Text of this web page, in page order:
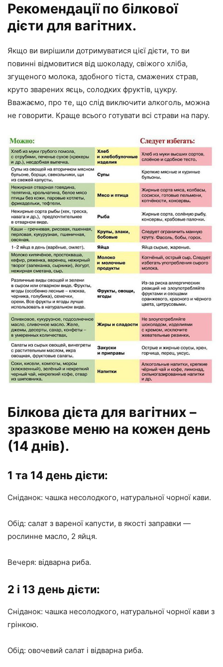
Рекомендації по білкової
дієти для вагітних.
Якщо ви вирішили дотримуватися цієї дієти, то ви
повинні відмовитися від шоколаду, свіжого хліба,
згущеного молока, здобного тіста, смажених страв,
круто зварених яєць, солодких фруктів, цукру.
Вважаємо, про те, що слід виключити алкоголь, можна
не говорити. Краще всього готувати всі страви на пару.
Білкова дієта для вагітних –
зразкове меню на кожен день
(14 днів).
1 та 14 день дієти:
Сніданок: чашка несолодкого, натуральної чорної кави.
Обід: салат з вареної капусти, в якості заправки —
рослинне масло, 2 яйця.
Вечеря: відварна риба.
2 і 13 день дієти:
Сніданок: чашка несолодкого, натуральної чорної кави з
грінкою.
Обід: овочевий салат і відварна риба.